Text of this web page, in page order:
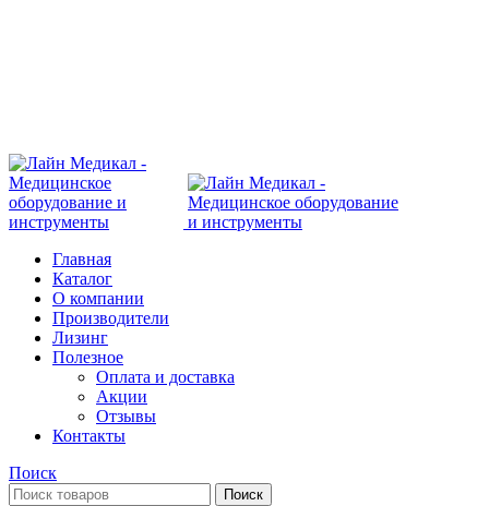
Главная
Каталог
О компании
Производители
Лизинг
Полезное
Оплата и доставка
Акции
Отзывы
Контакты
Поиск
Поиск